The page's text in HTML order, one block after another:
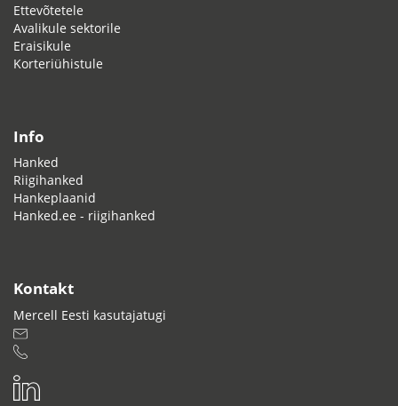
Ettevõtetele
Avalikule sektorile
Eraisikule
Korteriühistule
Info
Hanked
Riigihanked
Hankeplaanid
Hanked.ee - riigihanked
Kontakt
Mercell Eesti kasutajatugi